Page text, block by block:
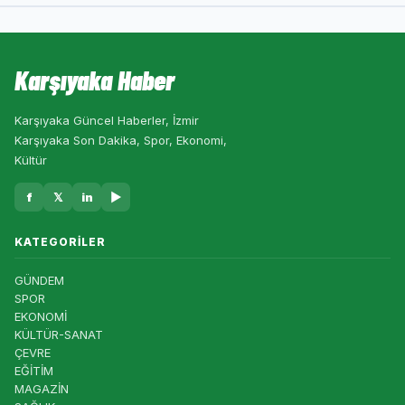
Karşıyaka Haber
Karşıyaka Güncel Haberler, İzmir
Karşıyaka Son Dakika, Spor, Ekonomi,
Kültür
f 𝕏 in ▶
KATEGORILER
GÜNDEM
SPOR
EKONOMİ
KÜLTÜR-SANAT
ÇEVRE
EĞİTİM
MAGAZİN